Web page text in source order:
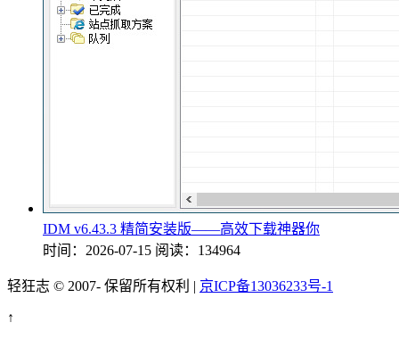
IDM v6.43.3 精简安装版——高效下载神器你
时间：2026-07-15 阅读：134964
轻狂志 © 2007- 保留所有权利 | 京ICP备13036233号-1
↑